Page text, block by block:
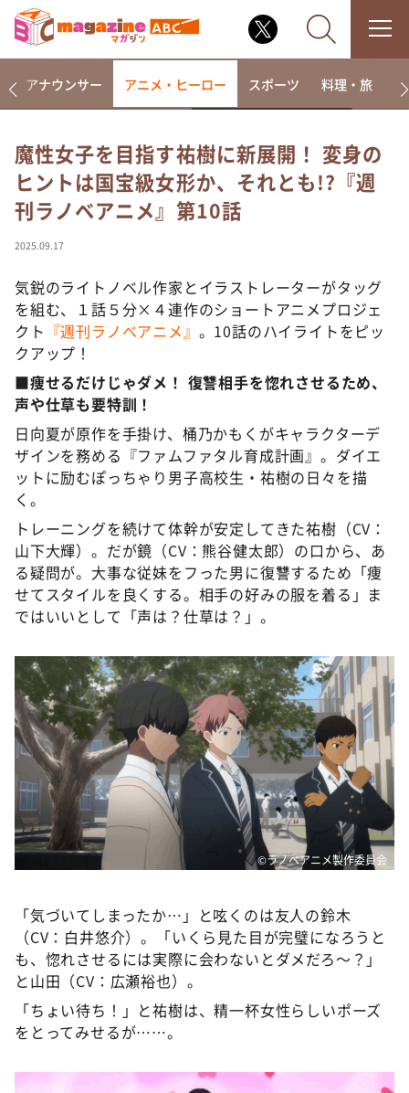
なるみ・岡村の過ぎるTV
相席食堂
これ余談なんですけど・・・
て真剣です
探偵！ナイトスクープ
news おかえり
河合＆A.B.C-Z塚田×福井アナ「なんでやねん！？」
（news おかえり）
DAIGOも台所 ～きょうの献立 何にする？～
本日はダイアンなり！シーズン２
朝だ！生です旅サラダ
ＬＩＦＥ～夢のカタチ～
新婚さんいらっしゃい！
ポツンと一軒家
ぺこぱのまるスポ
アナ回覧板
アナウンサー アニメ・ヒーロー スポーツ 料理・旅
魔性女子を目指す祐樹に新展開！ 変身の
ヒントは国宝級女形か、それとも!?『週
刊ラノベアニメ』第10話
2025.09.17
気鋭のライトノベル作家とイラストレーターがタッグ
を組む、１話５分×４連作のショートアニメプロジェ
クト 『週刊ラノベアニメ』 。10話のハイライトをピッ
クアップ！
■痩せるだけじゃダメ！ 復讐相手を惚れさせるため、
声や仕草も要特訓！
日向夏が原作を手掛け、桶乃かもくがキャラクターデ
ザインを務める『ファムファタル育成計画』。ダイエ
ットに励むぽっちゃり男子高校生・祐樹の日々を描
く。
トレーニングを続けて体幹が安定してきた祐樹（CV：
山下大輝）。だが鏡（CV：熊谷健太郎）の口から、あ
る疑問が。大事な従妹をフった男に復讐するため「痩
せてスタイルを良くする。相手の好みの服を着る」ま
ではいいとして「声は？仕草は？」。
©ラノベアニメ製作委員会
「気づいてしまったか…」と呟くのは友人の鈴木
（CV：白井悠介）。「いくら見た目が完璧になろうと
も、惚れさせるには実際に会わないとダメだろ～？」
と山田（CV：広瀬裕也）。
「ちょい待ち！」と祐樹は、精一杯女性らしいポーズ
をとってみせるが……。